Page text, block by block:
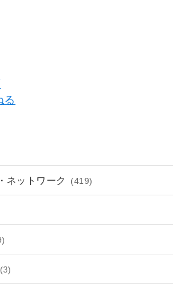
る
ネットワーク (419)
(3)